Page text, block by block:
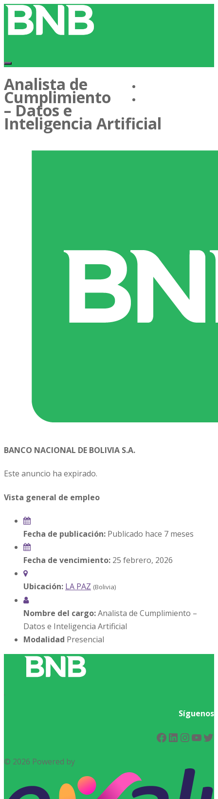
Analista de
Cumplimiento
– Datos e
Inteligencia Artificial
BANCO NACIONAL DE BOLIVIA S.A.
Este anuncio ha expirado.
Vista general de empleo
Fecha de publicación: Publicado hace 7 meses
Fecha de vencimiento: 25 febrero, 2026
Ubicación: LA PAZ (Bolivia)
Nombre del cargo:Analista de Cumplimiento –
Datos e Inteligencia Artificial
Modalidad Presencial
.
Síguenos
Facebook
LinkedIn
© 2026 Powered by